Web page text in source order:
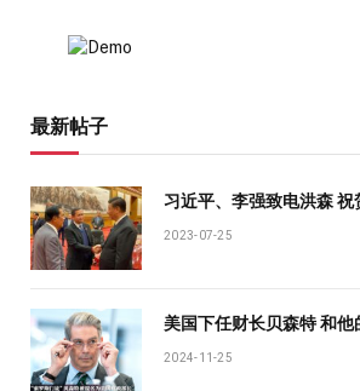
最新帖子
习近平、李强致电洪森 祝
2023-07-25
美国下任财长贝森特 和他
2024-11-25